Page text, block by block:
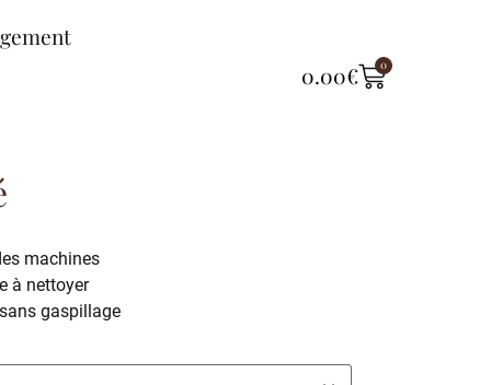
0.00€ 0
machines
à nettoyer
gaspillage